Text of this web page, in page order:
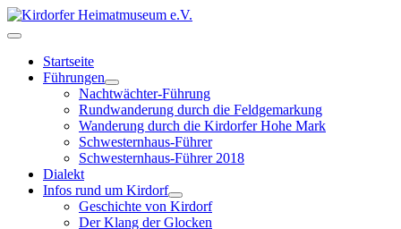
Startseite
Führungen
Nachtwächter-Führung
Rundwanderung durch die Feldgemarkung
Wanderung durch die Kirdorfer Hohe Mark
Schwesternhaus-Führer
Schwesternhaus-Führer 2018
Dialekt
Infos rund um Kirdorf
Geschichte von Kirdorf
Der Klang der Glocken